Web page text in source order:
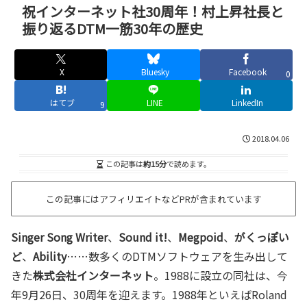
祝インターネット社30周年！村上昇社長と
振り返るDTM一筋30年の歴史
X Bluesky Facebook 0
はてブ 9 LINE LinkedIn
2018.04.06
この記事は約15分で読めます。
この記事にはアフィリエイトなどPRが含まれています
Singer Song Writer、 Sound it!、 Megpoid、 がくっぽい
ど、 Ability……数多くのDTMソフトウェアを生み出して
きた株式会社インターネット。1988に設立の同社は、今
年9月26日、30周年を迎えます。1988年といえばRoland